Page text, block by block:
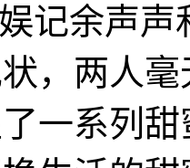
记余声
，两人
一系列